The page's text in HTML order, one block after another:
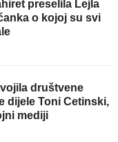
preselila Lejla
o kojoj su svi
društvene
dijele Toni Cetinski,
mediji